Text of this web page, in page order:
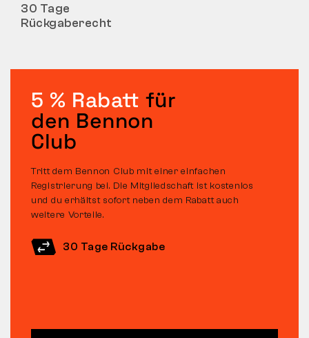
30 Tage
Rückgaberecht
5 % Rabatt für
den Bennon
Club
Tritt dem Bennon Club mit einer einfachen
Registrierung bei. Die Mitgliedschaft ist kostenlos
und du erhältst sofort neben dem Rabatt auch
weitere Vorteile.
30 Tage Rückgabe